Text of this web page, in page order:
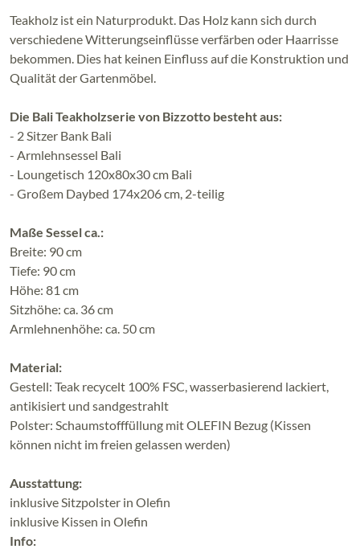
Teakholz ist ein Naturprodukt. Das Holz kann sich durch
verschiedene Witterungseinflüsse verfärben oder Haarrisse
bekommen. Dies hat keinen Einfluss auf die Konstruktion und
Qualität der Gartenmöbel.
Die Bali Teakholzserie von Bizzotto besteht aus:
- 2 Sitzer Bank Bali
- Armlehnsessel Bali
- Loungetisch 120x80x30 cm Bali
- Großem Daybed 174x206 cm, 2-teilig
Maße Sessel ca.:
Breite: 90 cm
Tiefe: 90 cm
Höhe: 81 cm
Sitzhöhe: ca. 36 cm
Armlehnenhöhe: ca. 50 cm
Material:
Gestell: Teak recycelt 100% FSC, wasserbasierend lackiert,
antikisiert und sandgestrahlt
Polster: Schaumstofffüllung mit OLEFIN Bezug (Kissen
können nicht im freien gelassen werden)
Ausstattung:
inklusive Sitzpolster in Olefin
inklusive Kissen in Olefin
Info: